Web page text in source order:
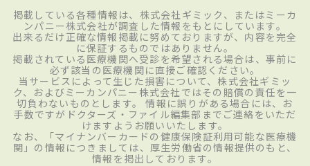
掲載している各種情報は、株式会社ギミック、またはミーカ
ンパニー株式会社が調査した情報をもとにしています。
出来るだけ正確な情報掲載に努めておりますが、内容を完全
に保証するものではありません。
掲載されている医療機関へ受診を希望される場合は、事前に
必ず該当の医療機関に直接ご確認ください。
当サービスによって生じた損害について、株式会社ギミッ
ク、およびミーカンパニー株式会社ではその賠償の責任を一
切負わないものとします。 情報に誤りがある場合には、お
手数ですがドクターズ・ファイル編集部までご連絡をいただ
けますようお願いいたします。
なお、「マイナンバーカードの健康保険証利用可能な医療機
関」の情報につきましては、厚生労働省の情報提供のもと、
情報を掲出しております。